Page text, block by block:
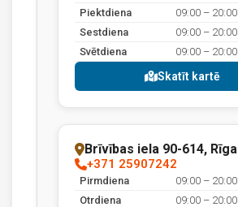
Piektdiena
09:00 – 20:00
Sestdiena
09:00 – 20:00
Svētdiena
09:00 – 20:00
Skatīt kartē
Brīvības iela 90-614, Rīga
+371 25907242
Pirmdiena
09:00 – 20:00
Otrdiena
09:00 – 20:00